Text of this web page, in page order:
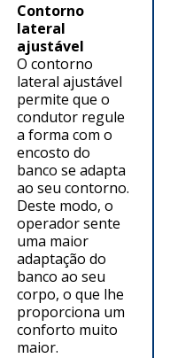
Contorno
lateral
ajustável
O contorno
lateral ajustável
permite que o
condutor regule
a forma com o
encosto do
banco se adapta
ao seu contorno.
Deste modo, o
operador sente
uma maior
adaptação do
banco ao seu
corpo, o que lhe
proporciona um
conforto muito
maior.